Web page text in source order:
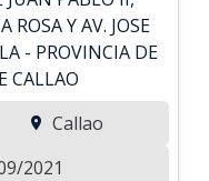
ROSA Y AV. JOSE
- PROVINCIA DE
CALLAO
Callao
2021